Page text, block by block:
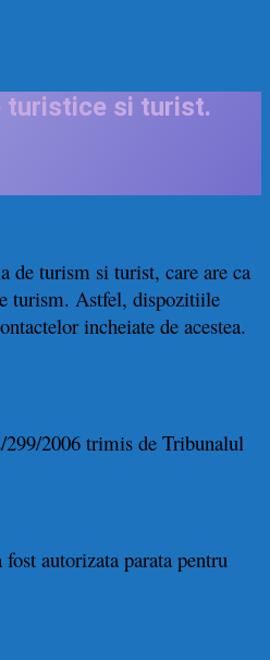
turistice si turist.
de turism si turist, care are ca
turism. Astfel, dispozitiile
incheiate de acestea.
299/2006 trimis de Tribunalul
autorizata parata pentru